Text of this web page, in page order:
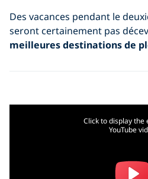
Des vacances pendant le
seront certainement pas
meilleures destinations de
Click to display the
YouTube